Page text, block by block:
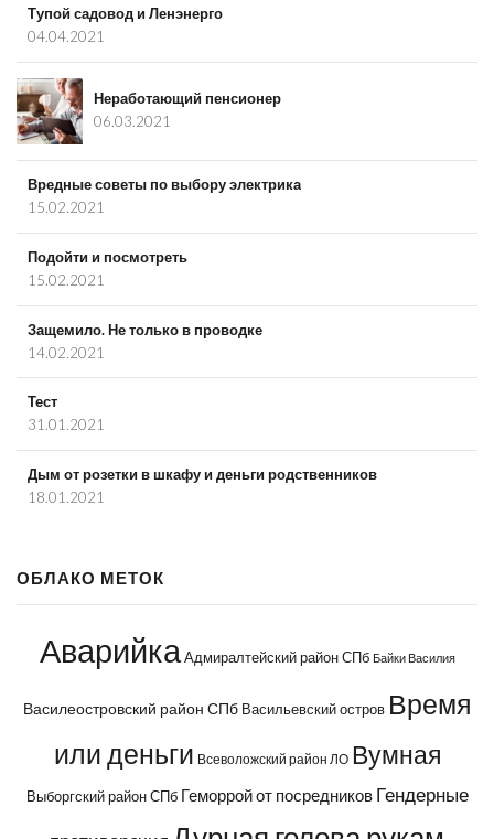
Тупой садовод и Ленэнерго
04.04.2021
Неработающий пенсионер
06.03.2021
Вредные советы по выбору электрика
15.02.2021
Подойти и посмотреть
15.02.2021
Защемило. Не только в проводке
14.02.2021
Тест
31.01.2021
Дым от розетки в шкафу и деньги родственников
18.01.2021
ОБЛАКО МЕТОК
Аварийка Адмиралтейский район СПб Байки Василия
Василеостровский район СПб Васильевский остров Время
или деньги Всеволожский район ЛО Вумная
Выборгский район СПб Геморрой от посредников Гендерные